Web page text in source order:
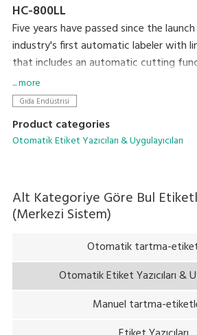
HC-800LL
Five years have passed since the
industry's first automatic labeler with
that includes an automatic cutting
extremely difficult technical
latest model in the lineup and is
today, including increasing amounts of
label and the reduced space available
... more
Gıda Endüstrisi
Product categories
Otomatik Etiket Yazıcıları & Uygulayıcıları
Alt Kategoriye Göre Bul
(Merkezi Sistem)
Otomatik tartma-
Otomatik Etiket Yazıcıları &
Manuel tartma-